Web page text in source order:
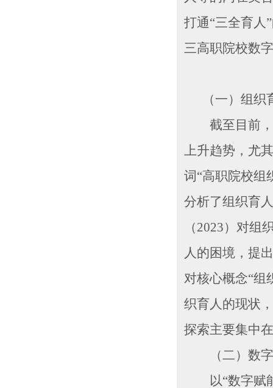
打通“三全育人
三高职院校数
（一）组织
截至目前，
上升趋势，尤
词“高职院校组
分析了组织育
（2023）对
人的困境，提
对核心概念“组
织育人的现状
探索主要集中
（二）数字
以“数字赋能